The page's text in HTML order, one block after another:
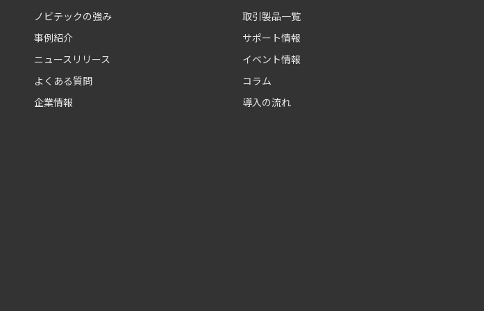
ノビテックの強み
取引製品一覧
事例紹介
サポート情報
ニュースリリース
イベント情報
よくある質問
コラム
企業情報
導入の流れ